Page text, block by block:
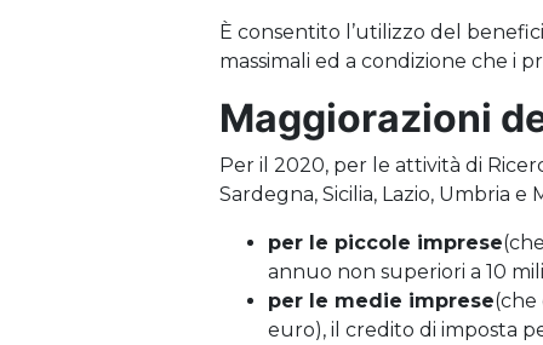
È consentito l’utilizzo del
massimali ed a condizione che i
Maggiorazioni
Per il 2020, per le attività di
Sardegna, Sicilia, Lazio, Umbria e
per le piccole imprese
annuo non superiori a 10
per le medie imprese(che
euro), il credito di imposta